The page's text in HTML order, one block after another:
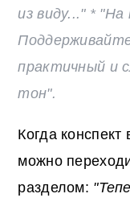
из виду..."* "На
практичный и
тон".
Когда
можно
разделом: